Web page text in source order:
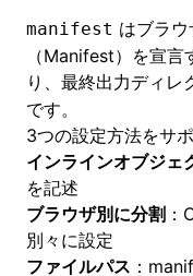
manifest はブラ
（Manifest）を宣
り、最終出力ディレ
です。
3つの設定方法をサ
インラインオブジェ
を記述
ブラウザ別に分割
別々に設定
ファイルパス ：